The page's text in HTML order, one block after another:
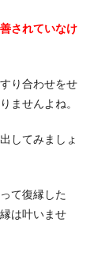
されていなけ
り合わせをせ
ませんよね。
してみましょ
て復縁した
は叶いませ